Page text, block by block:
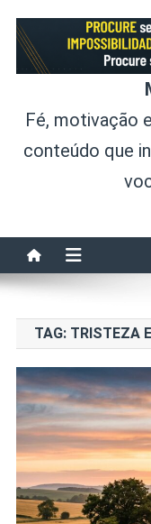
content
Fé, motivação
conteúdo que
TAG: TRISTEZA